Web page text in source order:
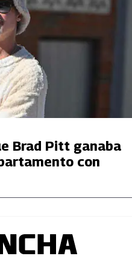
Brad Pitt ganaba
con